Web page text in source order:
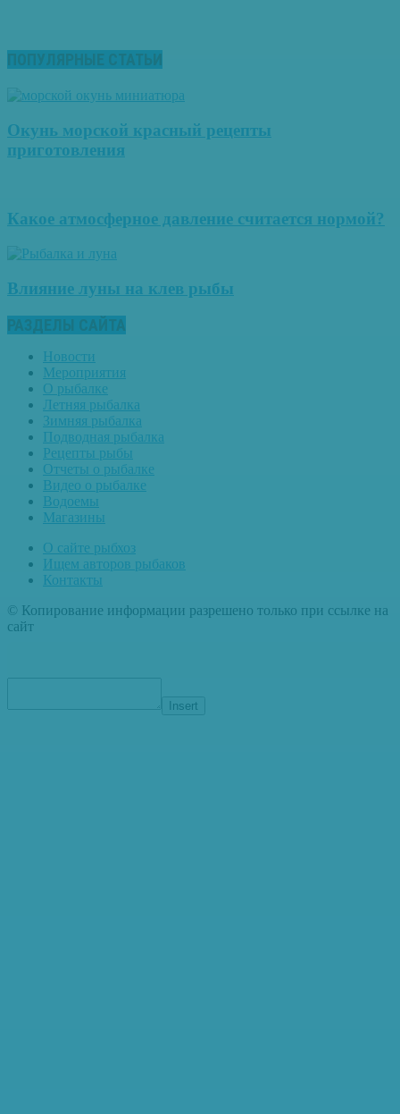
ПОПУЛЯРНЫЕ СТАТЬИ
Окунь морской красный рецепты
приготовления
Какое атмосферное давление считается нормой?
Влияние луны на клев рыбы
РАЗДЕЛЫ САЙТА
Новости
Мероприятия
О рыбалке
Летняя рыбалка
Зимняя рыбалка
Подводная рыбалка
Рецепты рыбы
Отчеты о рыбалке
Видео о рыбалке
Водоемы
Магазины
О сайте рыбхоз
Ищем авторов рыбаков
Контакты
© Копирование информации разрешено только при ссылке на
сайт
Insert